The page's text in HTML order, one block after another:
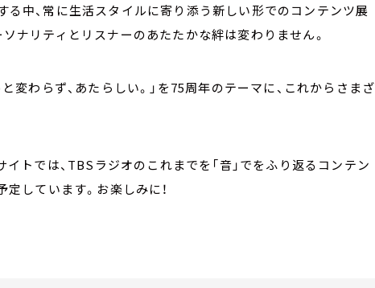
る中、常に生活スタイルに寄り添う新しい形でのコンテンツ展
ナリティとリスナーのあたたかな絆は変わりません。
変わらず、あたらしい。」を75周年のテーマに、これからさまざ
トでは、TBSラジオのこれまでを「音」でをふり返るコンテン
しています。お楽しみに！